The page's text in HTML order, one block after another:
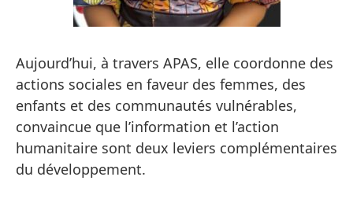
Aujourd’hui, à travers APAS, elle coordonne des
actions sociales en faveur des femmes, des
enfants et des communautés vulnérables,
convaincue que l’information et l’action
humanitaire sont deux leviers complémentaires
du développement.